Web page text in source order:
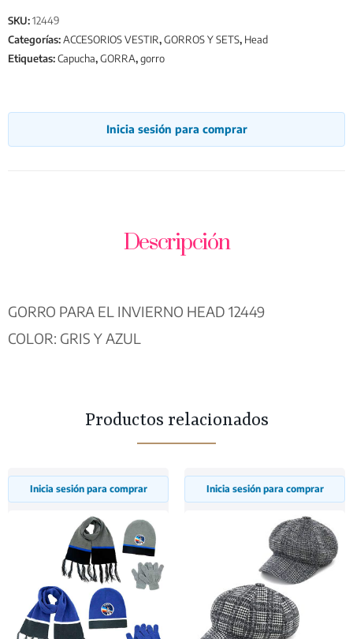
SKU:12449
Categorías:ACCESORIOS VESTIR,GORROS Y SETS, Head
Etiquetas:Capucha,GORRA,gorro
Inicia sesión para comprar
Descripción
GORRO PARA EL INVIERNO HEAD 12449
COLOR: GRIS Y AZUL
Productos relacionados
Inicia sesión para comprar Inicia sesión para comprar